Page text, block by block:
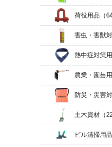
荷役用品 （
害虫・害獣
熱中症対策
農業・園芸
防災・災害
土木資材（
ビル清掃用品